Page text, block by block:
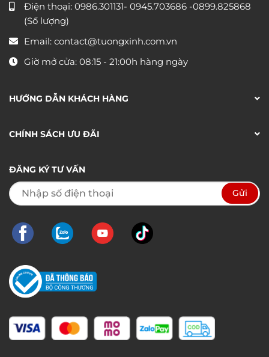
Điện thoại: 0986.301131- 0945.703686 -0899.825868
(Số lượng)
Email: contact@tuongxinh.com.vn
Giờ mở cửa: 08:15 - 21:00h hàng ngày
HƯỚNG DẪN KHÁCH HÀNG
CHÍNH SÁCH ƯU ĐÃI
ĐĂNG KÝ TƯ VẤN